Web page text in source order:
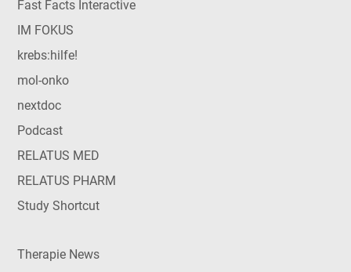
Fast Facts Interactive
IM FOKUS
krebs:hilfe!
mol-onko
nextdoc
Podcast
RELATUS MED
RELATUS PHARM
Study Shortcut
Therapie News